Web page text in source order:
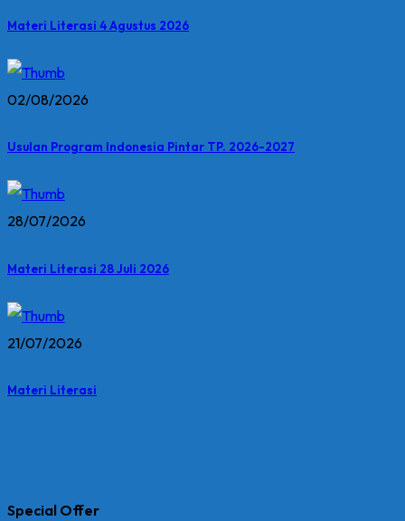
Materi Literasi 4 Agustus 2026
02/08/2026
Usulan Program Indonesia Pintar TP. 2026-2027
28/07/2026
Materi Literasi 28 Juli 2026
21/07/2026
Materi Literasi
Special Offer